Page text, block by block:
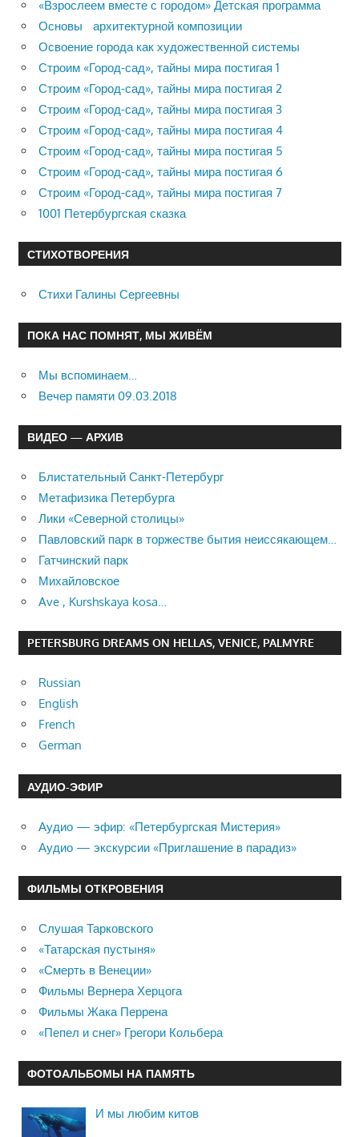
«Взрослеем вместе с городом» Детская программа
Основы архитектурной композиции
Освоение города как художественной системы
Строим «Город-сад», тайны мира постигая 1
Строим «Город-сад», тайны мира постигая 2
Строим «Город-сад», тайны мира постигая 3
Строим «Город-сад», тайны мира постигая 4
Строим «Город-сад», тайны мира постигая 5
Строим «Город-сад», тайны мира постигая 6
Строим «Город-сад», тайны мира постигая 7
1001 Петербургская сказка
СТИХОТВОРЕНИЯ
Стихи Галины Сергеевны
ПОКА НАС ПОМНЯТ, МЫ ЖИВЁМ
Мы вспоминаем…
Вечер памяти 09.03.2018
ВИДЕО — АРХИВ
Блистательный Санкт-Петербург
Метафизика Петербурга
Лики «Северной столицы»
Павловский парк в торжестве бытия неиссякающем…
Гатчинский парк
Михайловское
Ave , Kurshskaya kosa…
PETERSBURG DREAMS ON HELLAS, VENICE, PALMYRE
Russian
English
French
German
АУДИО-ЭФИР
Аудио — эфир: «Петербургская Мистерия»
Аудио — экскурсии «Приглашение в парадиз»
ФИЛЬМЫ ОТКРОВЕНИЯ
Слушая Тарковского
«Татарская пустыня»
«Смерть в Венеции»
Фильмы Вернера Херцога
Фильмы Жака Перрена
«Пепел и снег» Грегори Кольбера
ФОТОАЛЬБОМЫ НА ПАМЯТЬ
И мы любим китов